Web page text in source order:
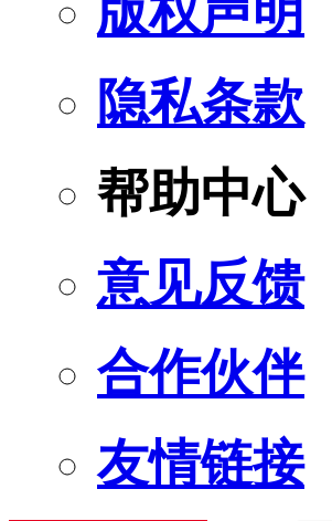
版权声明
隐私条款
帮助中心
意见反馈
合作伙伴
友情链接